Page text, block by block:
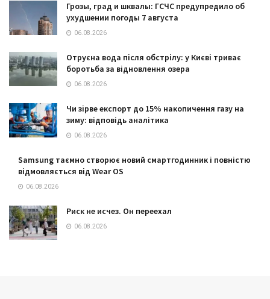
Грозы, град и шквалы: ГСЧС предупредило об
ухудшении погоды 7 августа
06.08.2026
Отруєна вода після обстрілу: у Києві триває
боротьба за відновлення озера
06.08.2026
Чи зірве експорт до 15% накопичення газу на
зиму: відповідь аналітика
06.08.2026
Samsung таємно створює новий смартгодинник і повністю
відмовляється від Wear OS
06.08.2026
Риск не исчез. Он переехал
06.08.2026